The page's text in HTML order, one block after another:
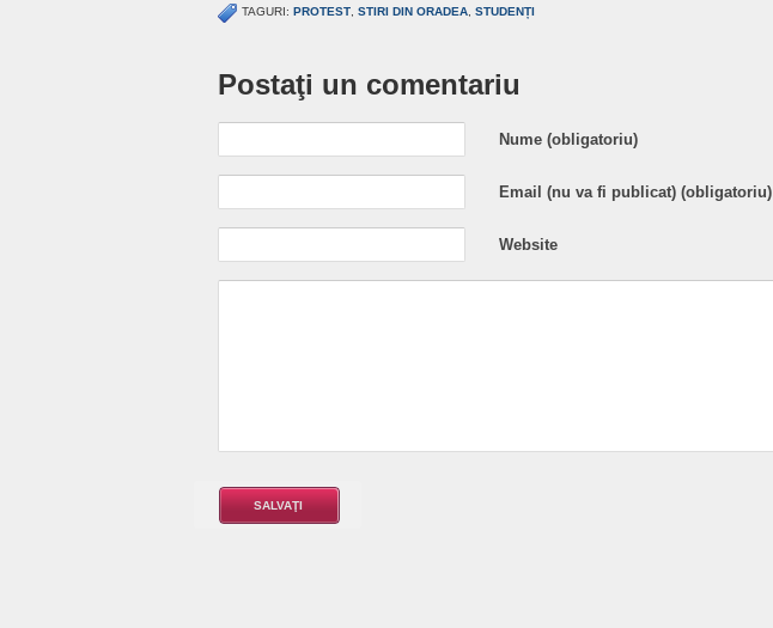
TAGURI: PROTEST STIRI DIN ORADEA STUDENȚI
Postaţi un comentariu
Nume (obligatoriu)
Email (nu va fi publicat) (obligatoriu)
Website